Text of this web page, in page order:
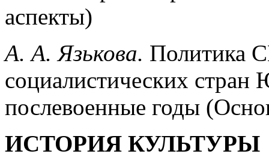
аспекты)
А. А. Язькова. Политика
социалистических
послевоенные годы
ИСТОРИЯ КУЛЬТУРЫ